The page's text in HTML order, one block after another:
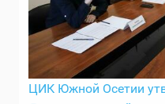
ЦИК Южной Осетии